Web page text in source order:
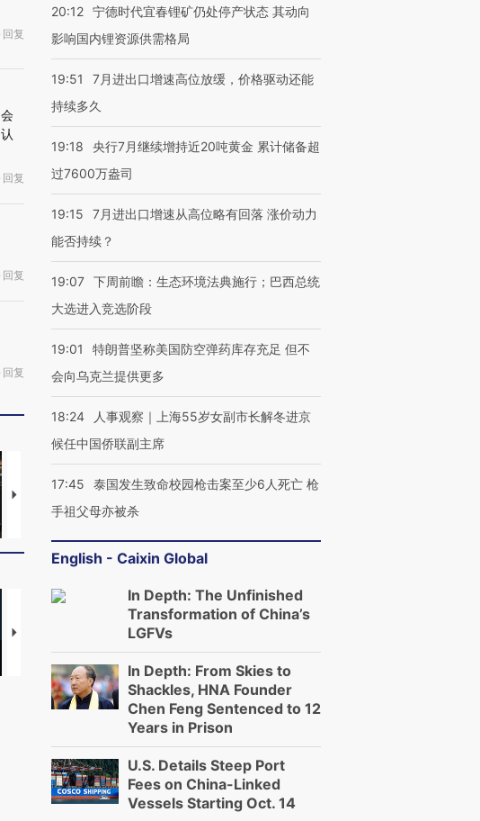
回复
回复
回复
回复
马航飞行员跨国走私7万
粒摇头丸 尿检体内含3种
视线｜被称为“蟑螂”的印
【推广】走进第四届链博
会，让数智科技“链”接产
【特别呈现】寻找100种
有意思的生活方式·第三对
CFO：不靠规模取胜，华
20:12 宁德时代宜春锂矿仍处停产状态 其动向
影响国内锂资源供需格局
19:51
7月进出口增速高位放缓，价格驱动还能
持续多久
19:18
央行7月继续增持近20吨黄金 累计储备超
过7600万盎司
19:15
7月进出口增速从高位略有回落 涨价动力
能否持续？
19:07 下周前瞻：生态环境法典施行；巴西总统
大选进入竞选阶段
19:01
特朗普坚称美国防空弹药库存充足 但不
会向乌克兰提供更多
18:24
人事观察｜上海55岁女副市长解冬进京
候任中国侨联副主席
17:45
泰国发生致命校园枪击案至少6人死亡 枪
手祖父母亦被杀
English - Caixin Global
In Depth: The Unfinished
Transformation of China’s
LGFVs
In Depth: From Skies to
Shackles, HNA Founder
Chen Feng Sentenced to 12
Years in Prison
U.S. Details Steep Port
Fees on China-Linked
Vessels Starting Oct. 14